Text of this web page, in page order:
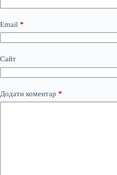
Email *
Сайт
Додати коментар *